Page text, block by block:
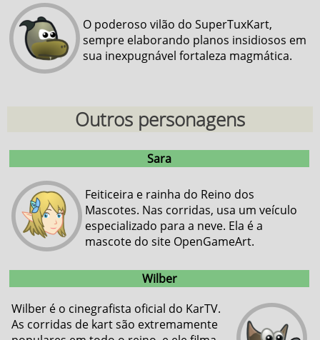
O poderoso vilão do SuperTuxKart,
sempre elaborando planos insidiosos em
sua inexpugnável fortaleza magmática.
Outros personagens
Sara
Feiticeira e rainha do Reino dos
Mascotes. Nas corridas, usa um veículo
especializado para a neve. Ela é a
mascote do site OpenGameArt.
Wilber
Wilber é o cinegrafista oficial do KarTV.
As corridas de kart são extremamente